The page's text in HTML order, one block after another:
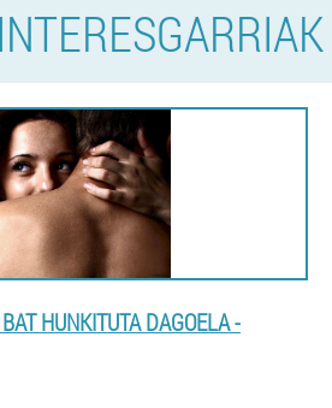
HUNKITUTA DAGOELA -